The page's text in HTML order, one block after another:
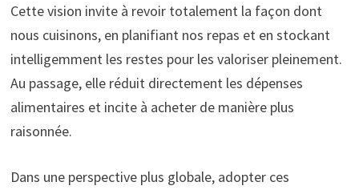
Cette vision invite à revoir totalement la façon dont
nous cuisinons, en planifiant nos repas et en stockant
intelligemment les restes pour les valoriser pleinement.
Au passage, elle réduit directement les dépenses
alimentaires et incite à acheter de manière plus
raisonnée.
Dans une perspective plus globale, adopter ces